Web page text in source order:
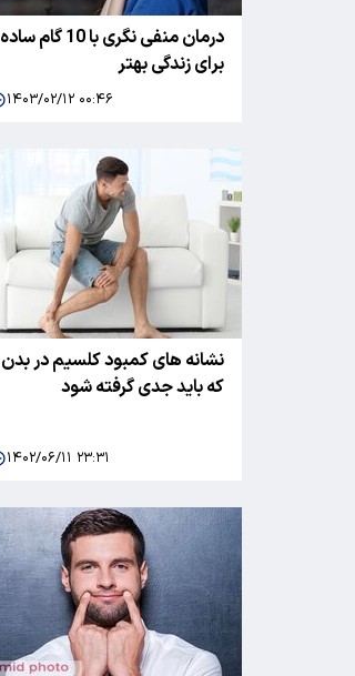
درمان منفی نگری با 10 گام ساده
برای زندگی بهتر
۱۴۰۳/۰۲/۱۲ ۰۰:۴۶
نشانه های کمبود کلسیم در بدن
که باید جدی گرفته شود
۱۴۰۲/۰۶/۱۱ ۲۳:۳۱